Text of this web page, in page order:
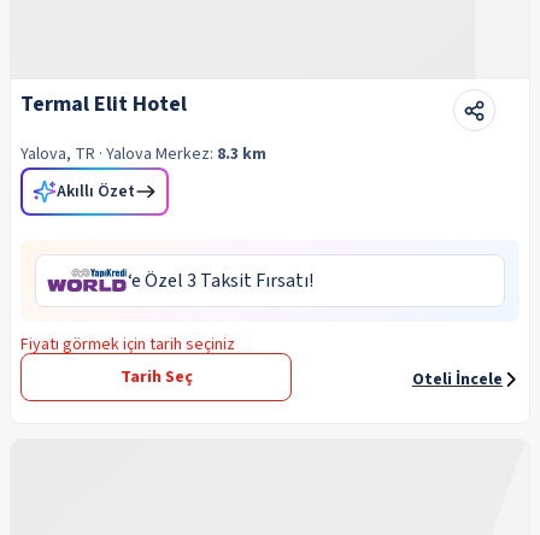
Termal Elit Hotel
Yalova, TR · Yalova Merkez: 8.3 km
Akıllı Özet
‘e Özel 3 Taksit Fırsatı!
Fiyatı görmek için tarih seçiniz
Tarih Seç
Oteli İncele